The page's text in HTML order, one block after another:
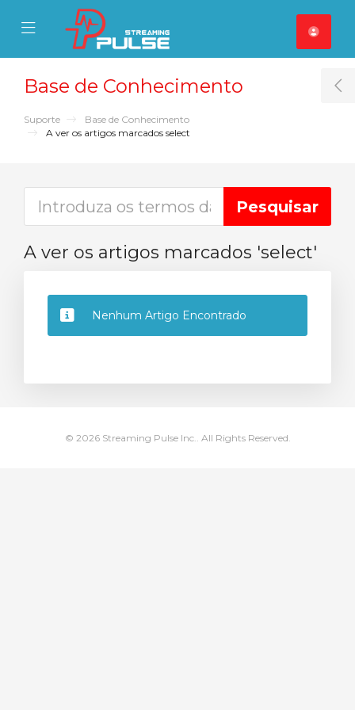
Mobile Menu
Mobile Menu
Base de Conhecimento
Suporte
Base de Conhecimento
A ver os artigos marcados select
A ver os artigos marcados 'select'
Nenhum Artigo Encontrado
© 2026 Streaming Pulse Inc.. All Rights Reserved.